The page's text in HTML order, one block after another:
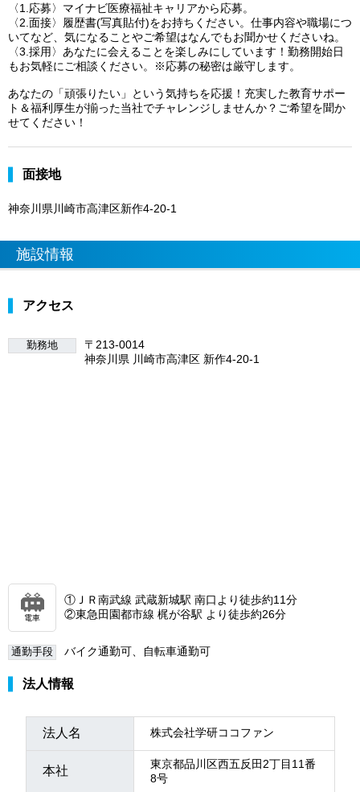
〈1.応募〉マイナビ医療福祉キャリアから応募。
〈2.面接〉履歴書(写真貼付)をお持ちください。仕事内容や職場につ
いてなど、気になることやご希望はなんでもお聞かせくださいね。
〈3.採用〉あなたに会えることを楽しみにしています！勤務開始日
もお気軽にご相談ください。※応募の秘密は厳守します。
あなたの「頑張りたい」という気持ちを応援！充実した教育サポー
ト＆福利厚生が揃った当社でチャレンジしませんか？ご希望を聞か
せてください！
面接地
神奈川県川崎市高津区新作4-20-1
施設情報
アクセス
勤務地
〒213-0014
神奈川県 川崎市高津区 新作4-20-1
電車
①ＪＲ南武線 武蔵新城駅 南口より徒歩約11分
②東急田園都市線 梶が谷駅 より徒歩約26分
通勤手段 バイク通勤可、自転車通勤可
法人情報
法人名 株式会社学研ココファン
本社
東京都品川区西五反田2丁目11番
8号